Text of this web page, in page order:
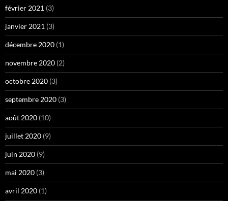
février 2021 (3)
janvier 2021 (3)
décembre 2020 (1)
novembre 2020 (2)
octobre 2020 (3)
septembre 2020 (3)
août 2020 (10)
juillet 2020 (9)
juin 2020 (9)
mai 2020 (3)
avril 2020 (1)